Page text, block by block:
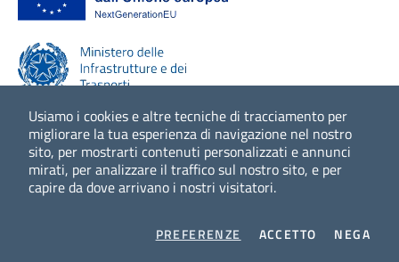
Usiamo i cookies e altre tecniche di tracciamento per
migliorare la tua esperienza di navigazione nel nostro
sito, per mostrarti contenuti personalizzati e annunci
mirati, per analizzare il traffico sul nostro sito, e per
capire da dove arrivano i nostri visitatori.
PREFERENZE COOKIES
ACCETTO I COOKIES
NEGAI
Scopri di più